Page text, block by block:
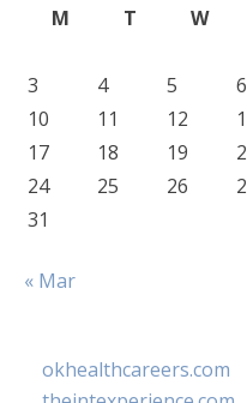
M
T W
3
4 5 6
10
11 12
17
18 19
24
25 26
31
« Mar
okhealthcareers.com